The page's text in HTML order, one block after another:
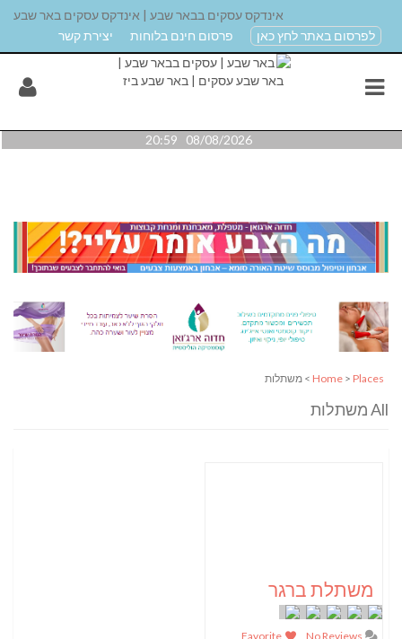
אינדקס עסקים בבאר שבע | אינדקס עסקים באר שבע
לפרסום באתר לחץ כאן
פרסום חינם בלוחות יצירת קשר
08/08/2026 20:59
Home > Places > משתלות
All משתלות
משתלת ברגר